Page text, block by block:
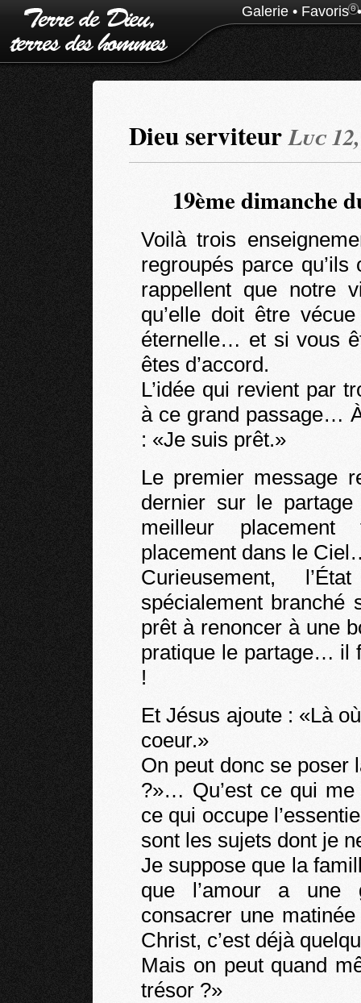
Galerie • Favoris0
Dieu serviteurLuc
19ème dimanche
Voilà trois
regroupés parce
rappellent que notre
qu’elle doit être
éternelle… et si vous
êtes d’accord.
L’idée qui revient par
à ce grand passage…
: «Je suis prêt.»
Le premier message
dernier sur le
meilleur
placement dans le
Curieusement,
spécialement branché
prêt à renoncer à une
pratique le partage… il
!
Et Jésus ajoute : «Là
coeur.»
On peut donc se poser
?»… Qu’est ce qui
ce qui occupe
sont les sujets dont je
Je suppose que la
que l’amour a une
consacrer une
Christ, c’est déjà
Mais on peut quand
trésor ?»